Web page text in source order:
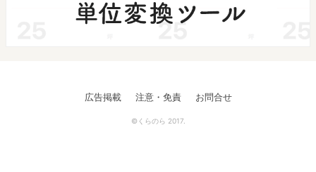
広告掲載 注意・免責 お問合せ
©くらのら 2017.